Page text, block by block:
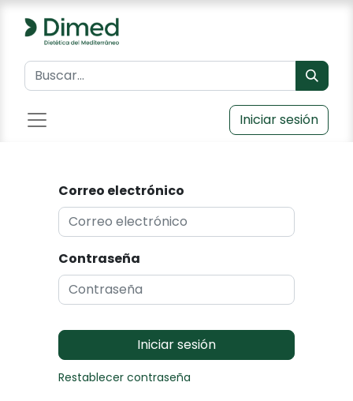
Iniciar sesión
Correo electrónico
Contraseña
Iniciar sesión
Restablecer contraseña